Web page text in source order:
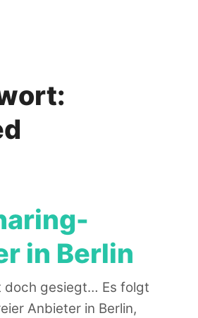
in Berlin
doch gesiegt… Es folgt
Anbieter in Berlin,